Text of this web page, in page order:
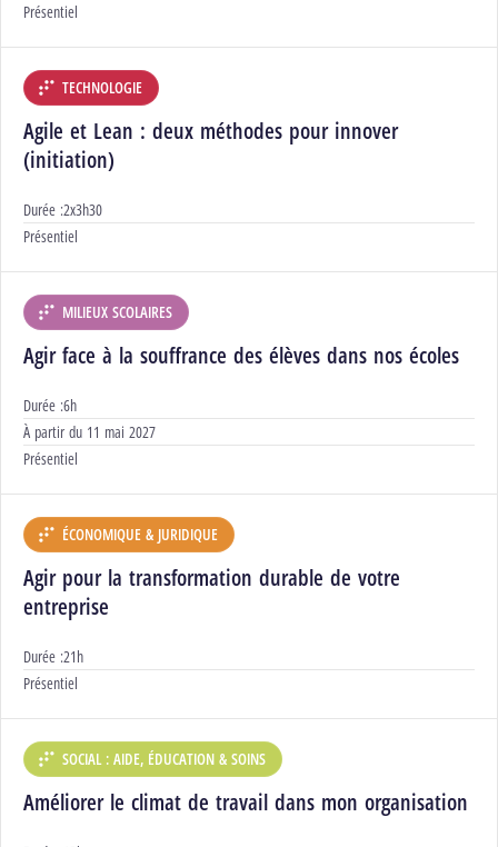
Modalités :
Présentiel
DÉPARTEMENT :
TECHNOLOGIE
Agile et Lean : deux méthodes pour innover
(initiation)
Durée :2x3h30
Modalités :
Présentiel
DÉPARTEMENT :
MILIEUX SCOLAIRES
Agir face à la souffrance des élèves dans nos écoles
Durée :6h
Début :
À partir du 11 mai 2027
Modalités :
Présentiel
DÉPARTEMENT :
ÉCONOMIQUE & JURIDIQUE
Agir pour la transformation durable de votre
entreprise
Durée :21h
Modalités :
Présentiel
DÉPARTEMENT :
SOCIAL : AIDE, ÉDUCATION & SOINS
Améliorer le climat de travail dans mon organisation